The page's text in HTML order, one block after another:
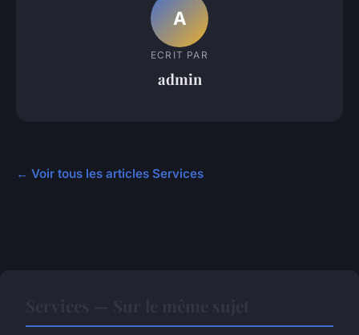
A
ECRIT PAR
admin
← Voir tous les articles Services